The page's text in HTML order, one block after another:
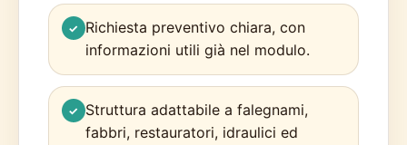
✓ Richiesta preventivo chiara, con
informazioni utili già nel modulo.
✓ Struttura adattabile a falegnami,
fabbri, restauratori, idraulici ed